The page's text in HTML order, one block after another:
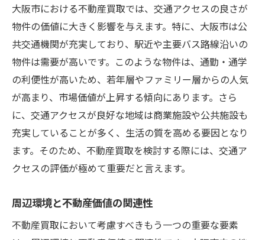
大阪市における不動産買取では、交通アクセスの良さが
物件の価値に大きく影響を与えます。特に、大阪市は公
共交通機関が充実しており、駅近や主要バス路線沿いの
物件は需要が高いです。このような物件は、通勤・通学
の利便性が高いため、若年層やファミリー層からの人気
が高まり、市場価値が上昇する傾向にあります。さら
に、交通アクセスが良好な地域は商業施設や公共施設も
充実していることが多く、生活の質を高める要因となり
ます。そのため、不動産買取を検討する際には、交通ア
クセスの評価が極めて重要だと言えます。
周辺環境と不動産価値の関連性
不動産買取において考慮すべきもう一つの重要な要素